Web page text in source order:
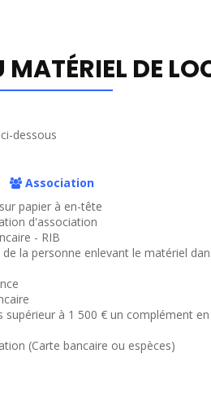
MATÉRIEL DE
dessous
Association
papier à en-tête
d'association
- RIB
la personne enlevant le matériel
à 1 500 € un complément en
(Carte bancaire ou espèces)